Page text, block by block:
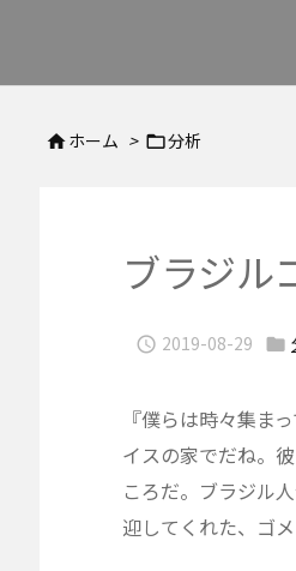
ホーム > 分析
ブラジル
 2019-08-29 
『僕らは時々集ま
イスの家でだね。
ころだ。ブラジル
迎してくれた、ゴ